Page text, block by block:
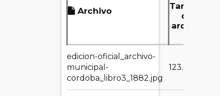
Archivo
Tamaño
del
archivo
edicion-oficial_archivo-
municipal-
cordoba_libro3_1882.jpg
123.04 KB